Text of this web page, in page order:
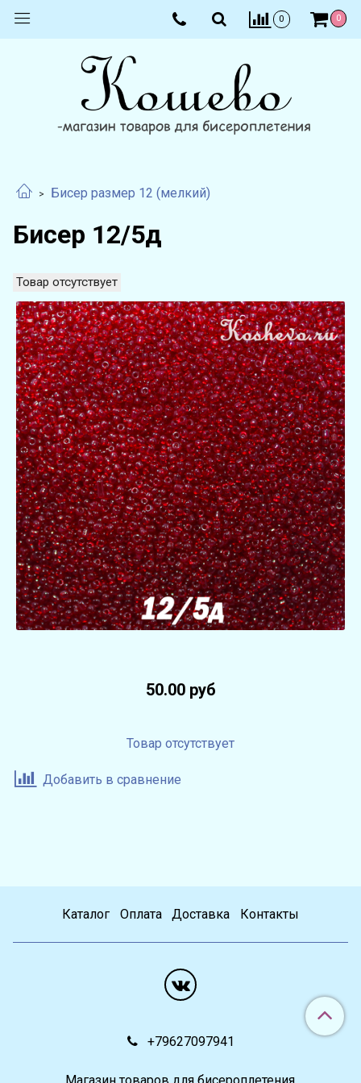
0 0
Бисер размер 12 (мелкий)
Бисер 12/5д
Товар отсутствует
50.00 руб
Товар отсутствует
Добавить в сравнение
Каталог Оплата Доставка Контакты
+79627097941